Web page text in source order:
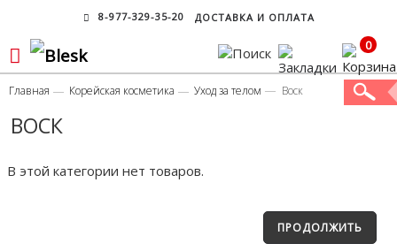
8-977-329-35-20 ДОСТАВКА И ОПЛАТА
0
Главная Корейская косметика Уход за телом Воск
ВОСК
В этой категории нет товаров.
ПРОДОЛЖИТЬ